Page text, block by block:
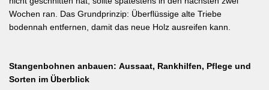
Wochen ran. Das Grundprinzip: Überflüssige alte Triebe
bodennah entfernen, damit das neue Holz ausreifen kann.
Stangenbohnen anbauen: Aussaat, Rankhilfen, Pflege und
Sorten im Überblick